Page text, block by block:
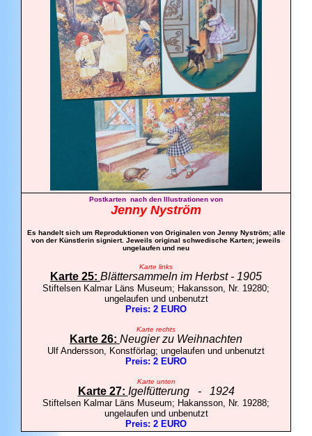
Postkarten nach den Illustrationen von
Jenny Nyström
Es handelt sich um Reproduktionen von Originalen von Jenny Nyström; alle
von der Künstlerin signiert. Jeweils original schwedische Karten; jeweils
ungelaufen und neu
Karte links
Karte 25: Blättersammeln im Herbst - 1905
Stiftelsen Kalmar Läns Museum; Hakansson, Nr. 19280;
ungelaufen und unbenutzt
Preis: 2 EURO
Karte rechts
Karte 26: Neugier zu Weihnachten
Ulf Andersson, Konstförlag; ungelaufen und unbenutzt
Preis: 2 EURO
Karte unten
Karte 27: Igelfütterung - 1924
Stiftelsen Kalmar Läns Museum; Hakansson, Nr. 19288;
ungelaufen und unbenutzt
Preis: 2 EURO